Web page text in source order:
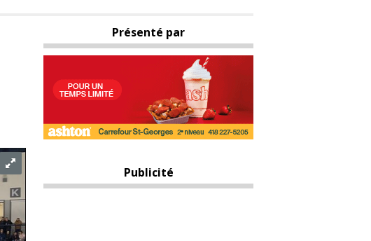
Présenté par
Publicité